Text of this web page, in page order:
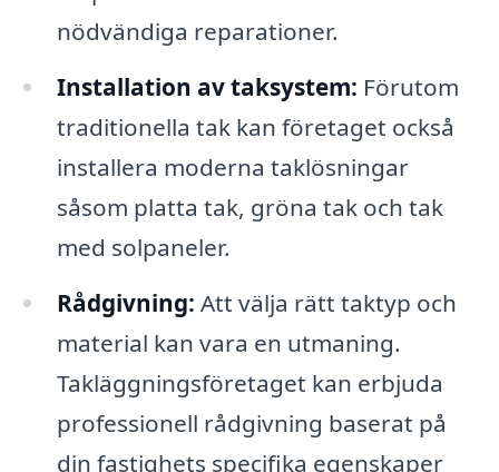
nödvändiga reparationer.
Installation av taksystem: Förutom
traditionella tak kan företaget också
installera moderna taklösningar
såsom platta tak, gröna tak och tak
med solpaneler.
Rådgivning: Att välja rätt taktyp och
material kan vara en utmaning.
Takläggningsföretaget kan erbjuda
professionell rådgivning baserat på
din fastighets specifika egenskaper